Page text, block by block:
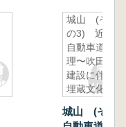
城山 (そ
の3) 近畿
自動車道天
理〜吹田線
建設に伴う
埋蔵文化財
要報告書
城山 (その